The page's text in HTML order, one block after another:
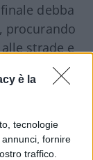
è la
tecnologie
fornire
traffico.
debba
procurando
strade e
caso il